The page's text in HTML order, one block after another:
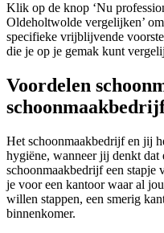
Klik op de knop ‘Nu
Oldeholtwolde vergelijken’
specifieke vrijblijvende
die je op je gemak kunt
Voordelen
Het schoonmaakbedrijf en jij
hygiëne, wanneer jij denkt dat
schoonmaakbedrijf een stapje
je voor een kantoor waar al
willen stappen, een smerig
binnenkomer.